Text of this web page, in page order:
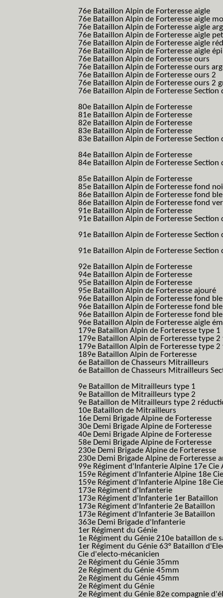
76e Bataillon Alpin de Forteresse aigle
76e Bataillon Alpin de Forteresse aigle
76e Bataillon Alpin de Forteresse aigle
76e Bataillon Alpin de Forteresse aigle
76e Bataillon Alpin de Forteresse aigle
76e Bataillon Alpin de Forteresse aigle
76e Bataillon Alpin de Forteresse ours
76e Bataillon Alpin de Forteresse ours
76e Bataillon Alpin de Forteresse ours 2
76e Bataillon Alpin de Forteresse ours 2
76e Bataillon Alpin de Forteresse
80e Bataillon Alpin de Forteresse
81e Bataillon Alpin de Forteresse
82e Bataillon Alpin de Forteresse
83e Bataillon Alpin de Forteresse
83e Bataillon Alpin de Forteresse
84e Bataillon Alpin de Forteresse
84e Bataillon Alpin de Forteresse
85e Bataillon Alpin de Forteresse
85e Bataillon Alpin de Forteresse fond
86e Bataillon Alpin de Forteresse fond
86e Bataillon Alpin de Forteresse fond
91e Bataillon Alpin de Forteresse
91e Bataillon Alpin de Forteresse
91e Bataillon Alpin de Forteresse
91e Bataillon Alpin de Forteresse
92e Bataillon Alpin de Forteresse
94e Bataillon Alpin de Forteresse
95e Bataillon Alpin de Forteresse
95e Bataillon Alpin de Forteresse ajouré
96e Bataillon Alpin de Forteresse fond
96e Bataillon Alpin de Forteresse fond
96e Bataillon Alpin de Forteresse fond
96e Bataillon Alpin de Forteresse aigle
179e Bataillon Alpin de Forteresse type 1
179e Bataillon Alpin de Forteresse type
179e Bataillon Alpin de Forteresse type
189e Bataillon Alpin de Forteresse
6e Bataillon de Chasseurs Mitrailleurs
6e Bataillon de Chasseurs Mitrailleurs
9e Bataillon de Mitrailleurs type 1
9e Bataillon de Mitrailleurs type 2
9e Bataillon de Mitrailleurs type 2
10e Bataillon de Mitrailleurs
16e Demi Brigade Alpine de Forteresse
30e Demi Brigade Alpine de Forteresse
40e Demi Brigade Alpine de Forteresse
58e Demi Brigade Alpine de Forteresse
230e Demi Brigade Alpine de Forteresse
230e Demi Brigade Alpine de Forteresse
99e Régiment d'Infanterie Alpine 17e
159e Régiment d'Infanterie Alpine 18e
159e Régiment d'Infanterie Alpine 18e
173e Régiment d'Infanterie
173e Régiment d'Infanterie 1er Bataillon
173e Régiment d'Infanterie 2e Bataillon
173e Régiment d'Infanterie 3e Bataillon
363e Demi Brigade d'Infanterie
1er Régiment du Génie
1e Régiment du Génie 210e bataillon de
1er Régiment du Génie 63° Bataillon
Cie d'electo-mécanicien
2e Régiment du Génie 35mm
2e Régiment du Génie 45mm
2e Régiment du Génie 45mm
2e Régiment du Génie
2e Régiment du Génie 82e compagnie